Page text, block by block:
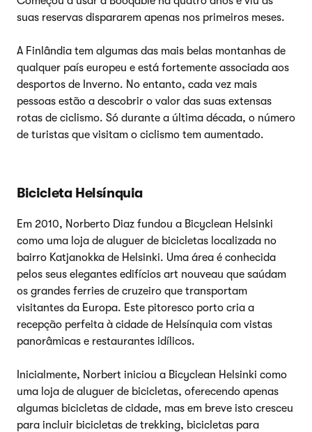
suas reservas dispararem apenas nos primeiros meses.
A Finlândia tem algumas das mais belas montanhas de
qualquer país europeu e está fortemente associada aos
desportos de Inverno. No entanto, cada vez mais
pessoas estão a descobrir o valor das suas extensas
rotas de ciclismo. Só durante a última década, o número
de turistas que visitam o ciclismo tem aumentado.
Bicicleta Helsínquia
Em 2010, Norberto Diaz fundou a Bicyclean Helsinki
como uma loja de aluguer de bicicletas localizada no
bairro Katjanokka de Helsinki. Uma área é conhecida
pelos seus elegantes edifícios art nouveau que saúdam
os grandes ferries de cruzeiro que transportam
visitantes da Europa. Este pitoresco porto cria a
recepção perfeita à cidade de Helsínquia com vistas
panorâmicas e restaurantes idílicos.
Inicialmente, Norbert iniciou a Bicyclean Helsinki como
uma loja de aluguer de bicicletas, oferecendo apenas
algumas bicicletas de cidade, mas em breve isto cresceu
para incluir bicicletas de trekking, bicicletas para